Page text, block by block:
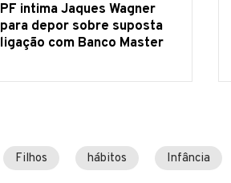
PF intima Jaques Wagner
para depor sobre suposta
ligação com Banco Master
Filhos hábitos Infância